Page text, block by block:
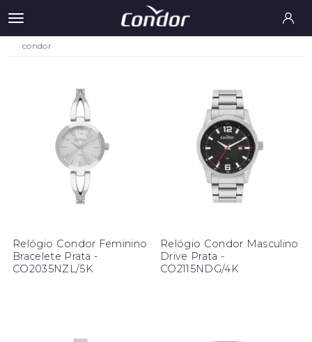
condor
Relógio Condor Feminino
Bracelete Prata -
CO2035NZL/5K
Relógio Condor Masculino
Drive Prata -
CO2115NDG/4K